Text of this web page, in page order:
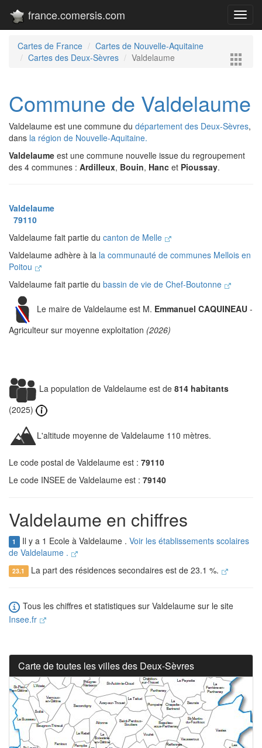
france.comersis.com
Cartes de France
Cartes de Nouvelle-Aquitaine
Cartes des Deux-Sèvres
Valdelaume
Commune de Valdelaume
Valdelaume est une commune du département des Deux-Sèvres,
dans la région de Nouvelle-Aquitaine.
Valdelaume est une commune nouvelle issue du regroupement
des 4 communes : Ardilleux, Bouin, Hanc et Pioussay.
Valdelaume
79110
Valdelaume fait partie du canton de Melle
Valdelaume adhère à la la communauté de communes Mellois en
Poitou
Valdelaume fait partie du bassin de vie de Chef-Boutonne
Le maire de Valdelaume est M. Emmanuel CAQUINEAU -
Agriculteur sur moyenne exploitation (2026)
La population de Valdelaume est de 814 habitants
(2025)
L'altitude moyenne de Valdelaume 110 mètres.
Le code postal de Valdelaume est : 79110
Le code INSEE de Valdelaume est : 79140
Valdelaume en chiffres
1 Il y a 1 Ecole à Valdelaume . Voir les établissements scolaires
de Valdelaume .
23.1 La part des résidences secondaires est de 23.1 %.
Tous les chiffres et statistiques sur Valdelaume sur le site
Insee.fr
Carte de toutes les villes des Deux-Sèvres